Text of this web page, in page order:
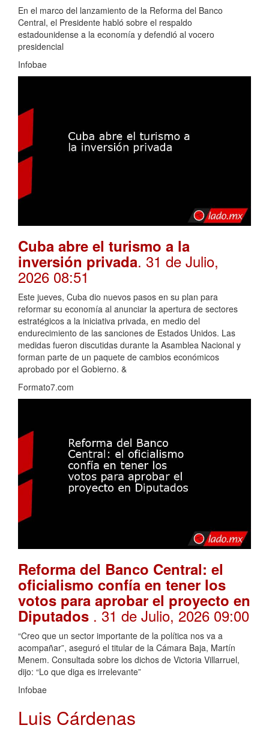
En el marco del lanzamiento de la Reforma del Banco
Central, el Presidente habló sobre el respaldo
estadounidense a la economía y defendió al vocero
presidencial
Infobae
Cuba abre el turismo a la
inversión privada. 31 de Julio,
2026 08:51
Este jueves, Cuba dio nuevos pasos en su plan para
reformar su economía al anunciar la apertura de sectores
estratégicos a la iniciativa privada, en medio del
endurecimiento de las sanciones de Estados Unidos. Las
medidas fueron discutidas durante la Asamblea Nacional y
forman parte de un paquete de cambios económicos
aprobado por el Gobierno. &
Formato7.com
Reforma del Banco Central: el
oficialismo confía en tener los
votos para aprobar el proyecto en
Diputados . 31 de Julio, 2026 09:00
“Creo que un sector importante de la política nos va a
acompañar”, aseguró el titular de la Cámara Baja, Martín
Menem. Consultada sobre los dichos de Victoria Villarruel,
dijo: “Lo que diga es irrelevante”
Infobae
Luis Cárdenas